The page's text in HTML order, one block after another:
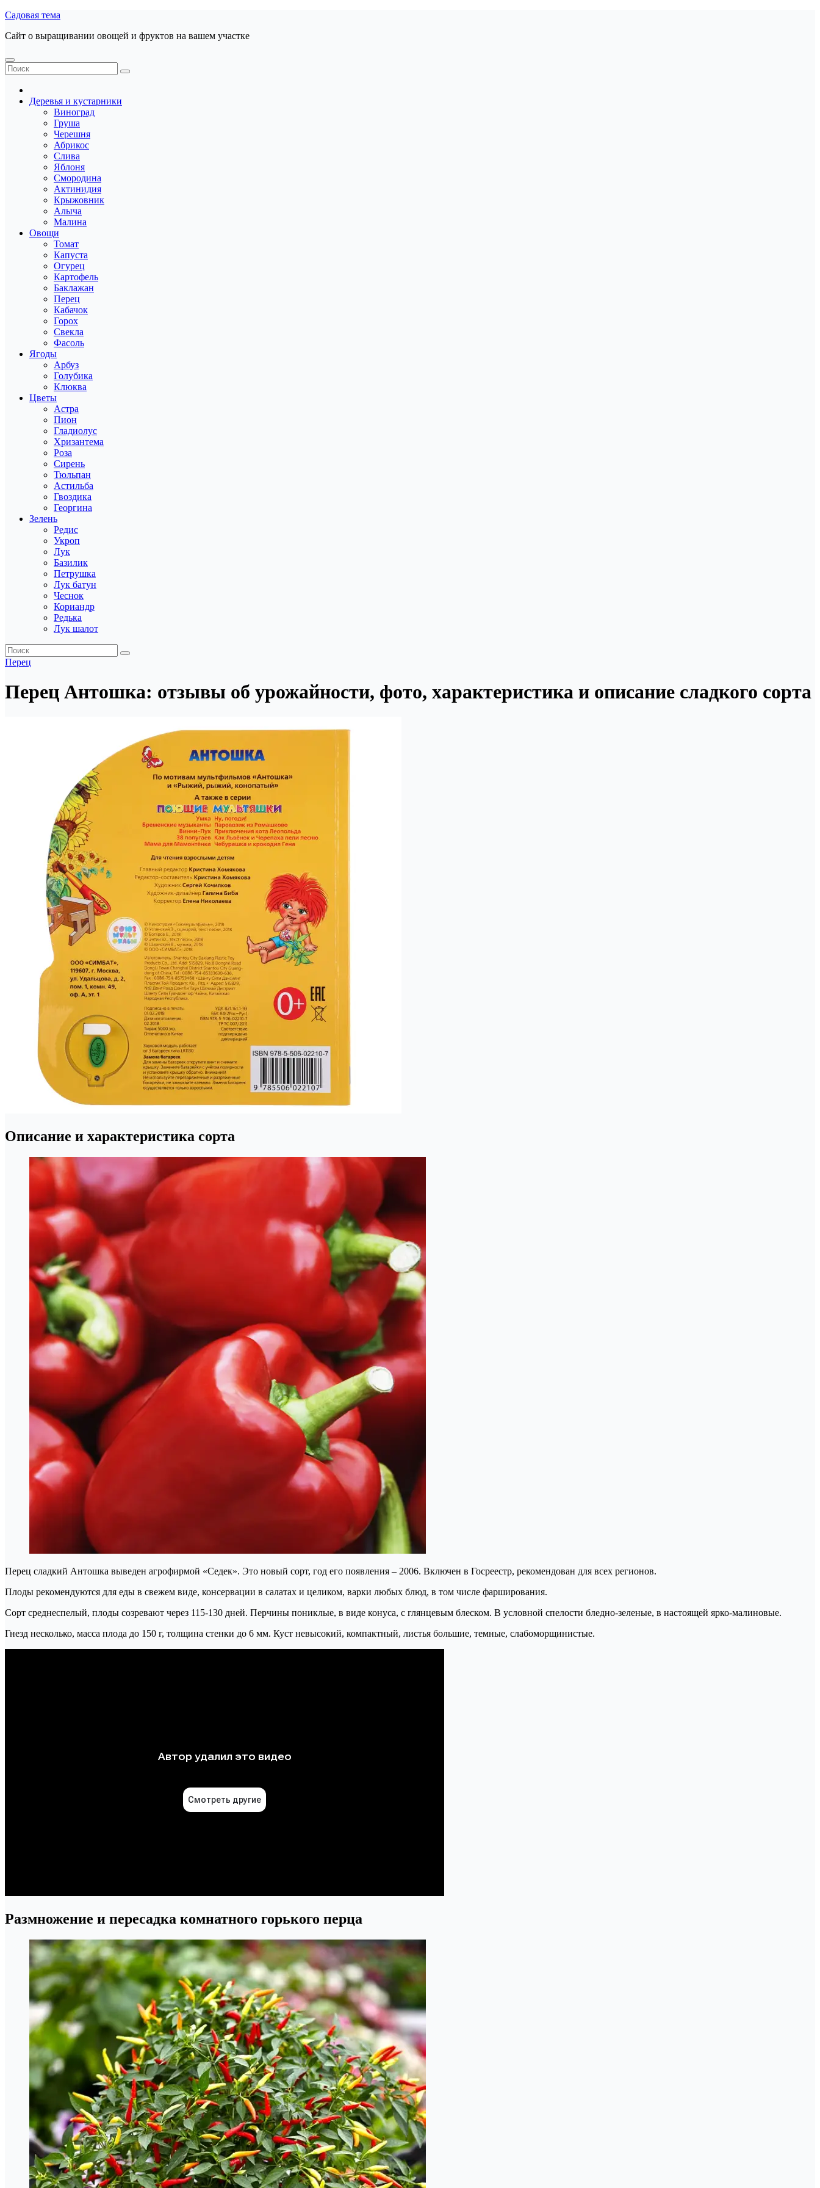
Перейти
содержанию
Садовая тема
Сайт о выращивании овощей и фруктов на вашем участке
Деревья и кустарники
Виноград
Груша
Черешня
Абрикос
Слива
Яблоня
Смородина
Актинидия
Крыжовник
Алыча
Малина
Овощи
Томат
Капуста
Огурец
Картофель
Баклажан
Перец
Кабачок
Горох
Свекла
Фасоль
Ягоды
Арбуз
Голубика
Клюква
Цветы
Астра
Пион
Гладиолус
Хризантема
Роза
Сирень
Тюльпан
Астильба
Гвоздика
Георгина
Зелень
Редис
Укроп
Лук
Базилик
Петрушка
Лук батун
Чеснок
Кориандр
Редька
Лук шалот
Перец
Перец Антошка: отзывы об урожайности, фото, характеристика и описание сладкого сорта
Описание и характеристика сорта
Перец сладкий Антошка выведен агрофирмой «Седек». Это новый сорт, год его появления – 2006. Включен в Госреестр, рекомендован для всех регионов.
Плоды рекомендуются для еды в свежем виде, консервации в салатах и целиком, варки любых блюд, в том числе фарширования.
Сорт среднеспелый, плоды созревают через 115-130 дней. Перчины пониклые, в виде конуса, с глянцевым блеском. В условной спелости бледно-зеленые, в настоящей ярко-малиновые.
Гнезд несколько, масса плода до 150 г, толщина стенки до 6 мм. Куст невысокий, компактный, листья большие, темные, слабоморщинистые.
Размножение и пересадка комнатного горького перца